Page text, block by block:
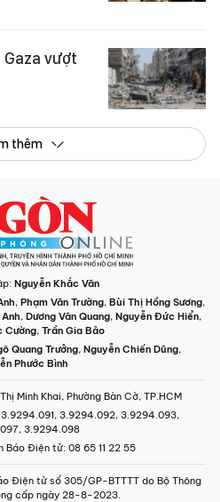
vượt
thêm
Nguyễn Khắc Văn
, Phạm Văn Trường, Bùi Thị Hồng Sương,
, Dương Văn Quang, Nguyễn Đức Hiển,
Cường, Trần Gia Bảo
Quang Trưởng, Nguyễn Chiến Dũng,
Phước Bình
Minh Khai, Phường Bàn Cờ, TP.HCM
3.9294.092, 3.9294.093,
3.9294.098
Báo Điện tử: 08 65 11 22 55
Điện tử số 305/GP-BTTTT do Bộ Thông
cấp ngày 28-8-2023.